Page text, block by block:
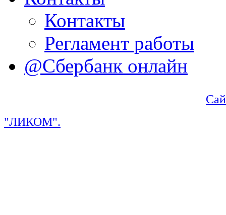
Контакты
Регламент работы
@Сбербанк онлайн
"ЛИКОМ".